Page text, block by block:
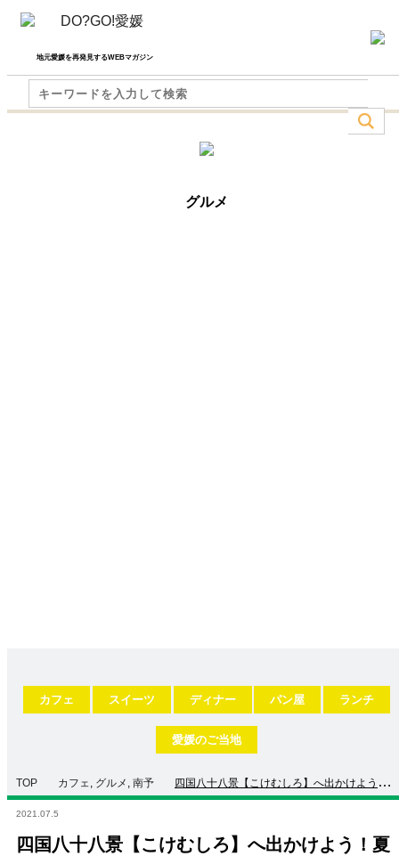
地元愛媛を再発見するWEBマガジン
グルメ
カフェ スイーツ ディナー パン屋 ランチ
愛媛のご当地
TOP カフェ, グルメ , 南予
四国八十八景【こけむしろ】へ出かけよう！
夏の避暑地としてもオススメ
2021.07.5
四国八十八景【こけむしろ】へ出かけよう！夏